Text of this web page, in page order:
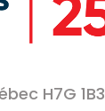
H7G 1B3